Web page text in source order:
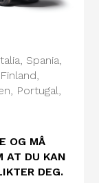
Spania,
Portugal,
OG MÅ
AT DU KAN
DEG.